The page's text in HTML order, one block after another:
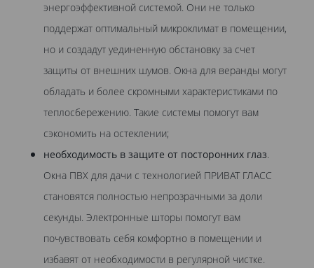
энергоэффективной системой. Они не только
поддержат оптимальный микроклимат в помещении,
но и создадут уединенную обстановку за счет
защиты от внешних шумов. Окна для веранды могут
обладать и более скромными характеристиками по
теплосбережению. Такие системы помогут вам
сэкономить на остеклении;
необходимость в защите от посторонних глаз.
Окна ПВХ для дачи с технологией ПРИВАТ ГЛАСС
становятся полностью непрозрачными за доли
секунды. Электронные шторы помогут вам
почувствовать себя комфортно в помещении и
избавят от необходимости в регулярной чистке.